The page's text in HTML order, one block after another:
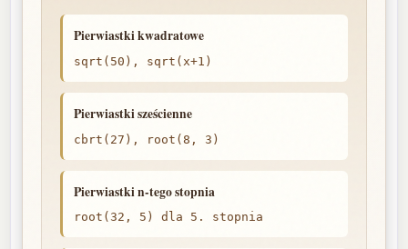
Pierwiastki kwadratowe
sqrt(50), sqrt(x+1)
Pierwiastki sześcienne
cbrt(27), root(8, 3)
Pierwiastki n-tego stopnia
root(32, 5) dla 5. stopnia